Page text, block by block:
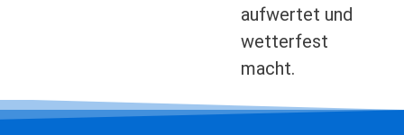
aufwertet und
wetterfest
macht.